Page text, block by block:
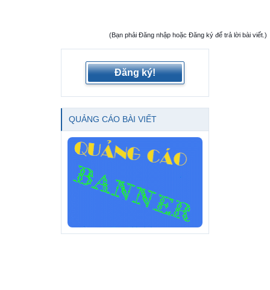
(Bạn phải Đăng nhập hoặc Đăng ký để trả lời bài viết.)
Đăng ký!
QUẢNG CÁO BÀI VIẾT